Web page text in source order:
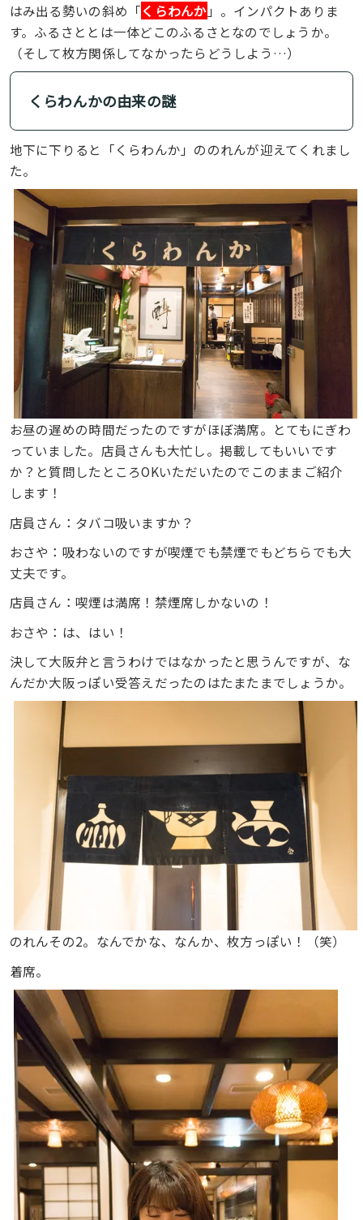
はみ出る勢いの斜め「くらわんか 」。インパクトありま
す。ふるさととは一体どこのふるさとなのでしょうか。
（そして枚方関係してなかったらどうしよう…）
くらわんかの由来の謎
地下に下りると「くらわんか」ののれんが迎えてくれまし
た。
お昼の遅めの時間だったのですがほぼ満席。とてもにぎわ
っていました。店員さんも大忙し。掲載してもいいです
か？と質問したところOKいただいたのでこのままご紹介
します！
店員さん：タバコ吸いますか？
おさや：吸わないのですが喫煙でも禁煙でもどちらでも大
丈夫です。
店員さん：喫煙は満席！禁煙席しかないの！
おさや：は、はい！
決して大阪弁と言うわけではなかったと思うんですが、な
んだか大阪っぽい受答えだったのはたまたまでしょうか。
のれんその2。なんでかな、なんか、枚方っぽい！（笑）
着席。